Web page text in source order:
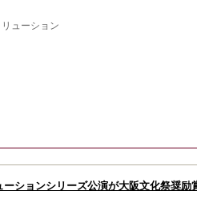
ューション
ーションシリーズ公演が大阪文化祭奨励